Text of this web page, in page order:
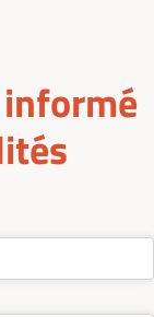
informé